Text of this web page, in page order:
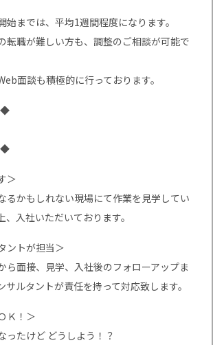
までは、平均1週間程度になります。
転職が難しい方も、調整のご相談が可能で
面談も積極的に行っております。
◆
◆
＞
るかもしれない現場にて作業を見学してい
、入社いただいております。
ントが担当＞
ら面接、見学、入社後のフォローアップま
サルタントが責任を持って対応致します。
Ｋ！＞
ったけど どうしよう！？